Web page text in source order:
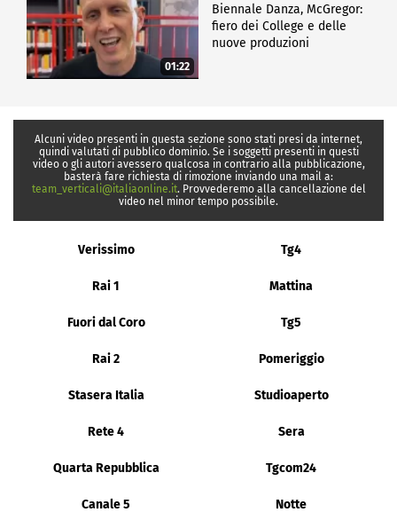
01:22
Biennale Danza, McGregor:
fiero dei College e delle
nuove produzioni
Alcuni video presenti in questa sezione sono stati presi da internet,
quindi valutati di pubblico dominio. Se i soggetti presenti in questi
video o gli autori avessero qualcosa in contrario alla pubblicazione,
basterà fare richiesta di rimozione inviando una mail a:
team_verticali@italiaonline.it. Provvederemo alla cancellazione del
video nel minor tempo possibile.
Verissimo Tg4
Rai 1 Mattina
Fuori dal Coro Tg5
Rai 2 Pomeriggio
Stasera Italia Studioaperto
Rete 4 Sera
Quarta Repubblica Tgcom24
Canale 5 Notte